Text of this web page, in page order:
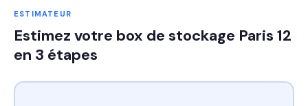
ESTIMATEUR
Estimez votre box de stockage Paris 12
en 3 étapes